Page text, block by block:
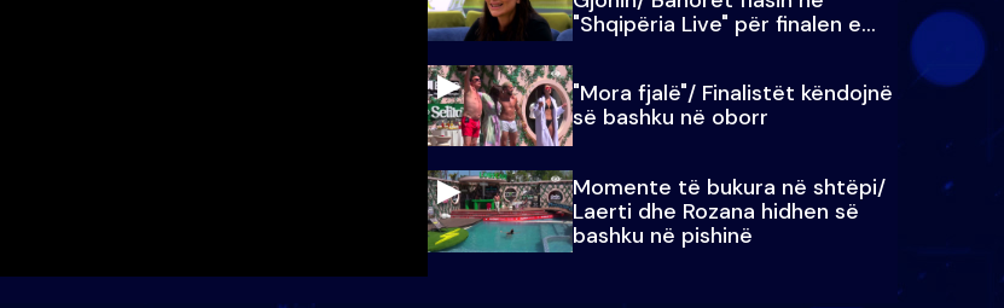
"Shqipëria Live" për finalen e
madhe
"Mora fjalë"/ Finalistët këndojnë
së bashku në oborr
Momente të bukura në shtëpi/
Laerti dhe Rozana hidhen së
bashku në pishinë